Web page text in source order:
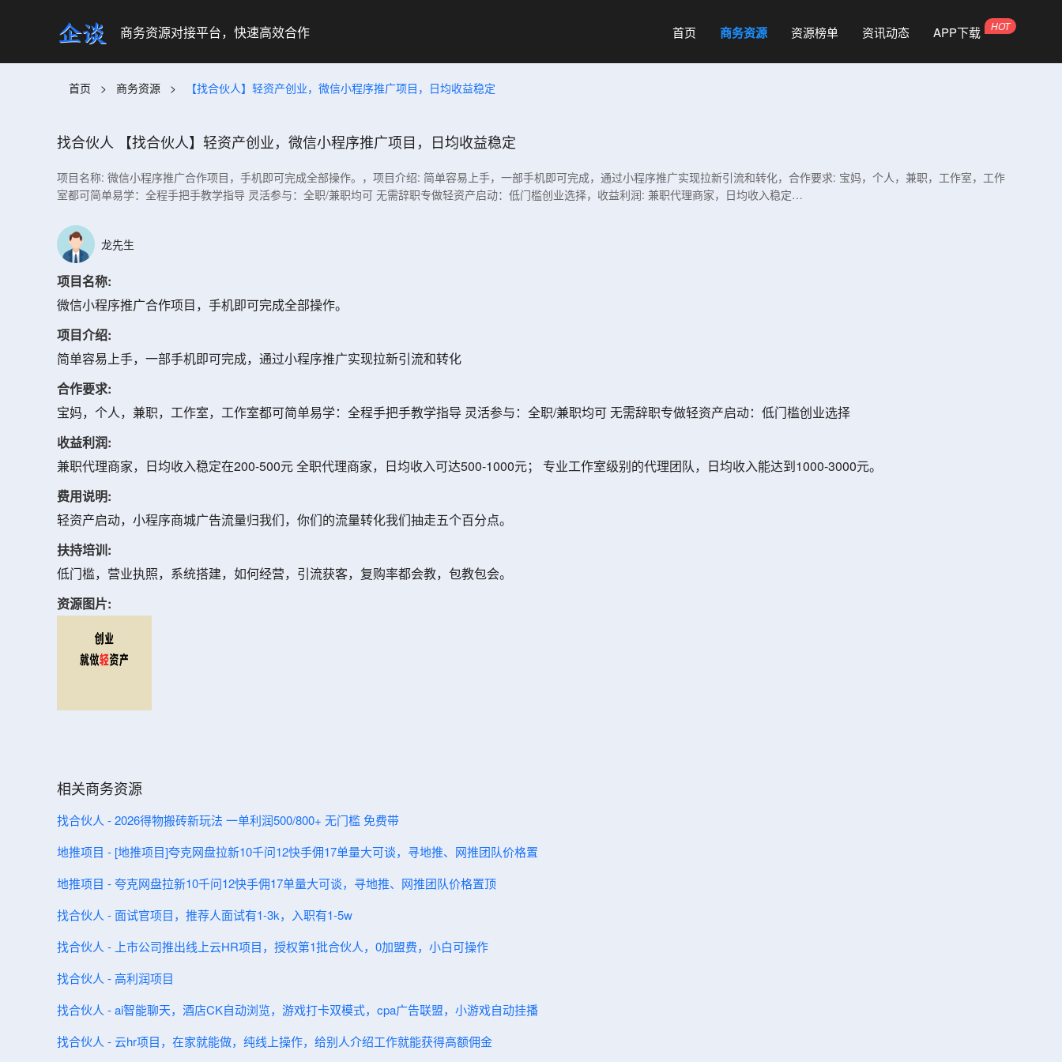
商务资源对接平台，快速高效合作 首页 商务资源 资源榜单 资讯动态 APP下载
首页 > 商务资源 > 【找合伙人】轻资产创业，微信小程序推广项目，日均收益稳定
找合伙人 【找合伙人】轻资产创业，微信小程序推广项目，日均收益稳定
项目名称: 微信小程序推广合作项目，手机即可完成全部操作。，项目介绍: 简单容易上手，一部手机即可完成，通过小程序推广实现拉新引流和转化，合作要求: 宝妈，个人，兼职，工作室，工作
室都可简单易学：全程手把手教学指导 灵活参与：全职/兼职均可 无需辞职专做轻资产启动：低门槛创业选择，收益利润: 兼职代理商家，日均收入稳定…
龙先生
项目名称:
微信小程序推广合作项目，手机即可完成全部操作。
项目介绍:
简单容易上手，一部手机即可完成，通过小程序推广实现拉新引流和转化
合作要求:
宝妈，个人，兼职，工作室，工作室都可简单易学：全程手把手教学指导 灵活参与：全职/兼职均可 无需辞职专做轻资产启动：低门槛创业选择
收益利润:
兼职代理商家，日均收入稳定在200-500元 全职代理商家，日均收入可达500-1000元； 专业工作室级别的代理团队，日均收入能达到1000-3000元。
费用说明:
轻资产启动，小程序商城广告流量归我们，你们的流量转化我们抽走五个百分点。
扶持培训:
低门槛，营业执照，系统搭建，如何经营，引流获客，复购率都会教，包教包会。
资源图片:
相关商务资源
找合伙人 - 2026得物搬砖新玩法 一单利润500/800+ 无门槛 免费带
地推项目 - [地推项目]夸克网盘拉新10千问12快手佣17单量大可谈，寻地推、网推团队价格置
地推项目 - 夸克网盘拉新10千问12快手佣17单量大可谈，寻地推、网推团队价格置顶
找合伙人 - 面试官项目，推荐人面试有1-3k，入职有1-5w
找合伙人 - 上市公司推出线上云HR项目，授权第1批合伙人，0加盟费，小白可操作
找合伙人 - 高利润项目
找合伙人 - ai智能聊天，酒店CK自动浏览，游戏打卡双模式，cpa广告联盟，小游戏自动挂播
找合伙人 - 云hr项目，在家就能做，纯线上操作，给别人介绍工作就能获得高额佣金